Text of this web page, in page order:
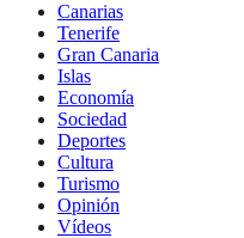
Canarias
Tenerife
Gran Canaria
Islas
Economía
Sociedad
Deportes
Cultura
Turismo
Opinión
Vídeos